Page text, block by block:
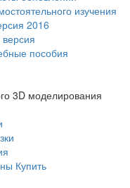
изучения
2016
пособия
3D моделирования
Купить